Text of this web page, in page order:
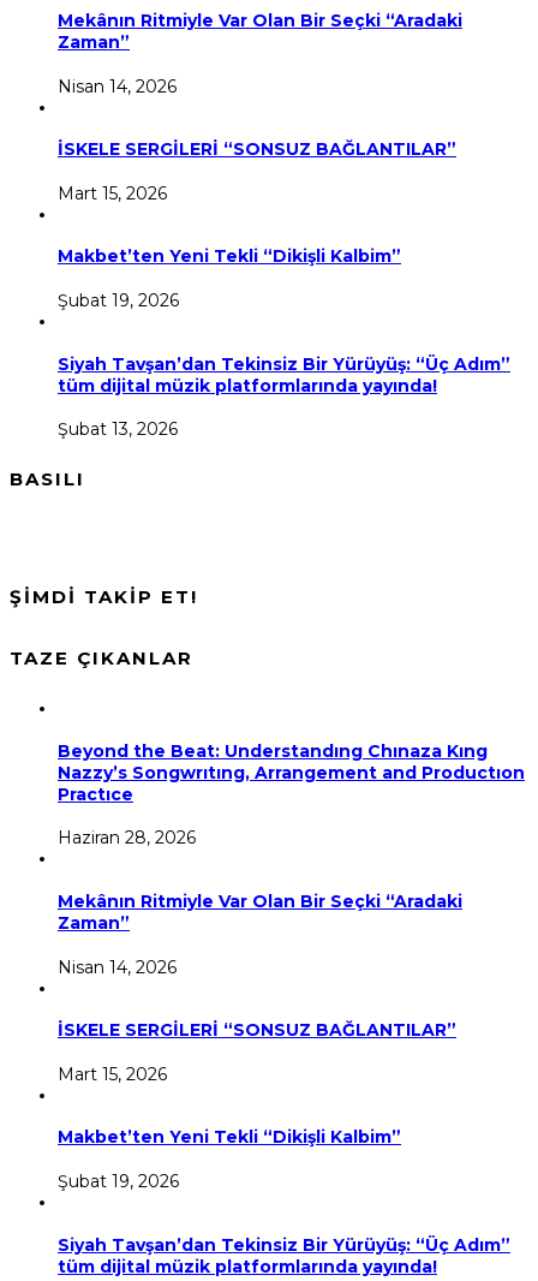
Mekânın Ritmiyle Var Olan Bir Seçki “Aradaki
Zaman”
Nisan 14, 2026
İSKELE SERGİLERİ “SONSUZ BAĞLANTILAR”
Mart 15, 2026
Makbet’ten Yeni Tekli “Dikişli Kalbim”
Şubat 19, 2026
Siyah Tavşan’dan Tekinsiz Bir Yürüyüş: “Üç Adım”
tüm dijital müzik platformlarında yayında!
Şubat 13, 2026
BASILI
ŞİMDİ TAKİP ET!
TAZE ÇIKANLAR
Beyond the Beat: Understandıng Chınaza Kıng
Nazzy’s Songwrıtıng, Arrangement and Productıon
Practıce
Haziran 28, 2026
Mekânın Ritmiyle Var Olan Bir Seçki “Aradaki
Zaman”
Nisan 14, 2026
İSKELE SERGİLERİ “SONSUZ BAĞLANTILAR”
Mart 15, 2026
Makbet’ten Yeni Tekli “Dikişli Kalbim”
Şubat 19, 2026
Siyah Tavşan’dan Tekinsiz Bir Yürüyüş: “Üç Adım”
tüm dijital müzik platformlarında yayında!